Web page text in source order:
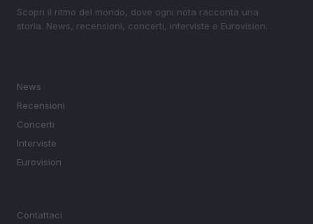
Scopri il ritmo del mondo, dove ogni nota racconta una
storia. News, recensioni, concerti, interviste e Eurovision.
News
Recensioni
Concerti
Interviste
Eurovision
Contattaci